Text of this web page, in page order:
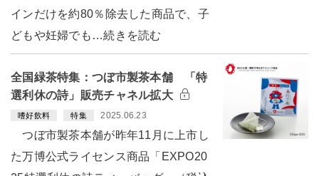
インだけを約80％除去した商品で、子
どもや妊婦でも…続きを読む
全国緑茶特集：つぼ市製茶本舗 「特
選利休の詩」販売チャネル拡大
嗜好飲料 特集 2025.06.23
つぼ市製茶本舗が昨年11月に上市し
た万博公式ライセンス商品「EXPO20